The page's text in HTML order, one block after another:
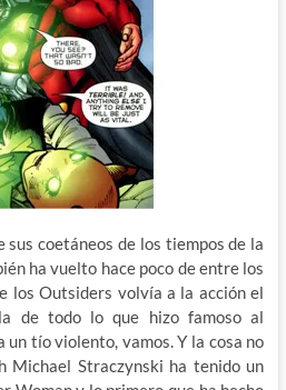
sus coetáneos de los tiempos de la
ha vuelto hace poco de entre los
los Outsiders volvía a la acción el
de todo lo que hizo famoso al
un tío violento, vamos. Y la cosa no
Michael Straczynski ha tenido un